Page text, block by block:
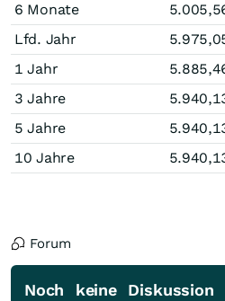
6 Monate
Lfd. Jahr
1 Jahr
3 Jahre
5 Jahre
10 Jahre
Forum
Noch keine Diskussion